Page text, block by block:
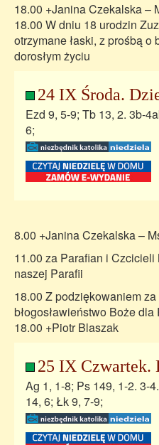
18.00 +Janina Czekalska –
18.00 W dniu 18 urodzin
otrzymane łaski, z prośbą o
dorosłym życiu
24 IX Środa.
Ezd 9, 5-9; Tb 13, 2. 3b-
6;
8.00 +Janina Czekalska –
11.00 za Parafian i
naszej Parafii
18.00 Z podziękowaniem
błogosławieństwo Boże
18.00 +Piotr Blaszak
25 IX Czwartek.
Ag 1, 1-8; Ps 149, 1-2. 3-
14, 6; Łk 9, 7-9;